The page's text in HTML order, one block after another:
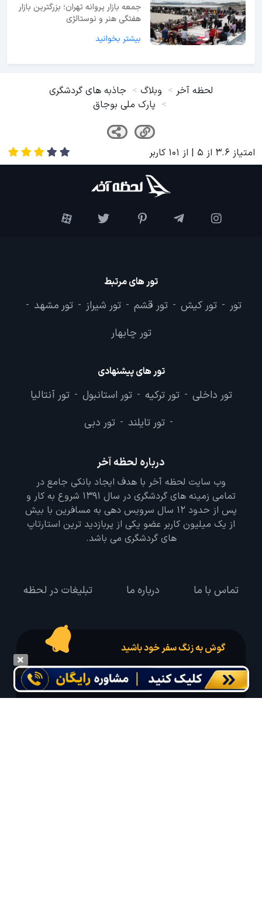
جمعه بازار پروانه تهران؛ بزرگترین بازار
هفتگی هنر و نوستالژی
بیشتر بخوانید
لحظه آخر وبلاگ
جاذبه های گردشگری
پارک ملی بوجاق
امتیاز 3.6 از 5 | از 101 کاربر
تور های مرتبط
تور - تور کیش - تور قشم - تور شیراز - تور مشهد -
تور چابهار
تور های پیشنهادی
تور داخلی - تور ترکیه - تور استانبول - تور آنتالیا
- تور تایلند - تور دبی
درباره لحظه آخر
وب سایت لحظه آخر با هدف ایجاد بانکی جامع در
تمامی زمینه های گردشگری در سال 1391 شروع به کار و
پس از حدود 12 سال سرویس دهی به مسافرین با بیش
از یک میلیون کاربر عضو یکی از پربازدید ترین استارتاپ
های گردشگری می باشد.
تماس با ما درباره ما تبلیغات در لحظه
گوش به زنگ سفر خود باشید
درخواست سفر خود را در مدت زمان دلخواه ثبت و پیامک بهترین آفر مربوط به تور
درخواستی خود را دریافت نمایید